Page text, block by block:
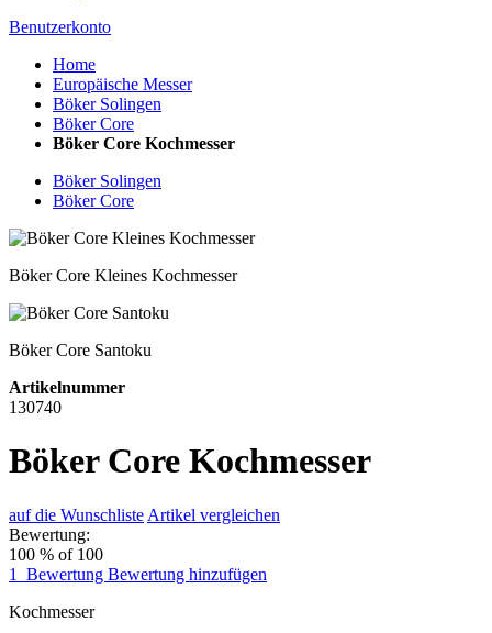
Benutzerkonto
Home
Europäische Messer
Böker Solingen
Böker Core
Böker Core Kochmesser
Böker Solingen
Böker Core
Böker Core Kleines Kochmesser
Böker Core Santoku
Artikelnummer
130740
Böker Core Kochmesser
auf die Wunschliste Artikel vergleichen
Bewertung:
100 % of 100
1
Bewertung Bewertung hinzufügen
Kochmesser